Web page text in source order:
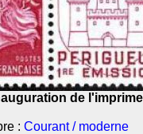
de
: Courant / moderne